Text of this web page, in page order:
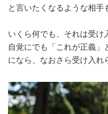
と言いたくなるような相手
いくら何でも、それは受け
自覚にでも「これが正義」
になら、なおさら受け入れ